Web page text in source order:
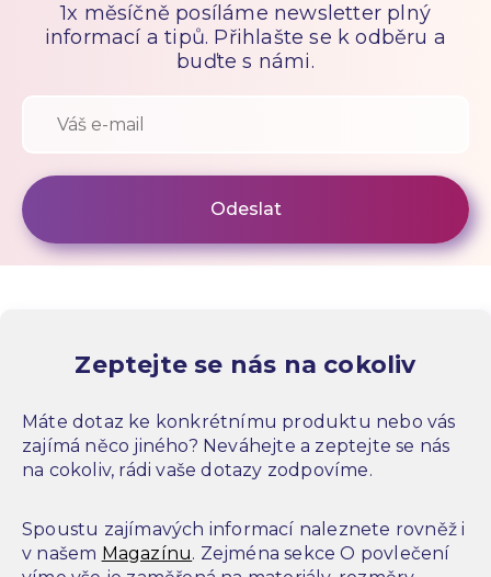
1x měsíčně posíláme newsletter plný
informací a tipů. Přihlašte se k odběru a
buďte s námi.
Zeptejte se nás na cokoliv
Máte dotaz ke konkrétnímu produktu nebo vás
zajímá něco jiného? Neváhejte a zeptejte se nás
na cokoliv, rádi vaše dotazy zodpovíme.
Spoustu zajímavých informací naleznete rovněž i
v našem Magazínu. Zejména sekce O povlečení